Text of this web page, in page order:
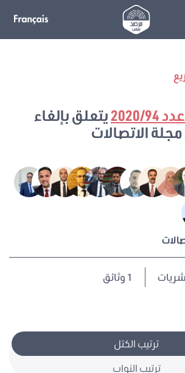
ترتيب الكتل
ترتيب النواب
94
يتعلق بإلغاء
1 وثائق